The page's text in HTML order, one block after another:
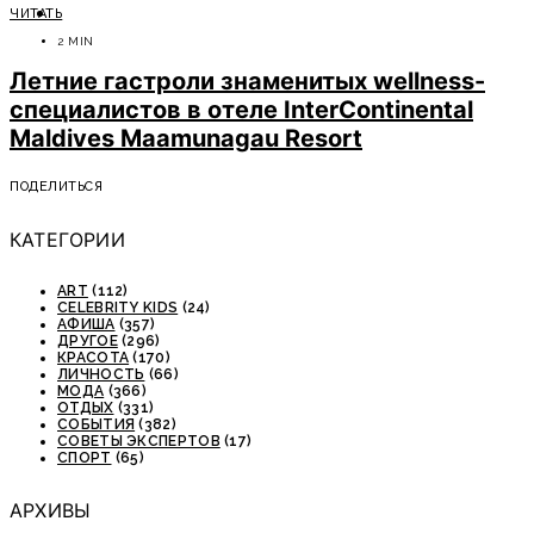
СОВЕТЫ ЭКСПЕРТОВ
ЧИТАТЬ
2 MIN
Летние гастроли знаменитых wellness-
специалистов в отеле InterContinental
Maldives Maamunagau Resort
ПОДЕЛИТЬСЯ
КАТЕГОРИИ
ART (112)
CELEBRITY KIDS (24)
АФИША (357)
ДРУГОЕ(296)
КРАСОТА (170)
ЛИЧНОСТЬ (66)
МОДА (366)
ОТДЫХ (331)
СОБЫТИЯ (382)
СОВЕТЫ ЭКСПЕРТОВ (17)
СПОРТ (65)
АРХИВЫ